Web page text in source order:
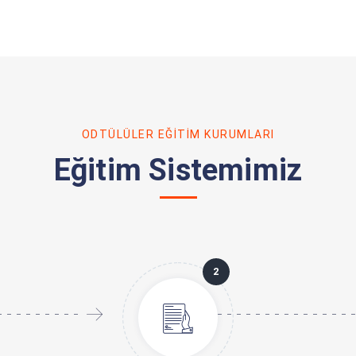
ODTÜLÜLER EĞITIM KURUMLARI
Eğitim Sistemimiz
2